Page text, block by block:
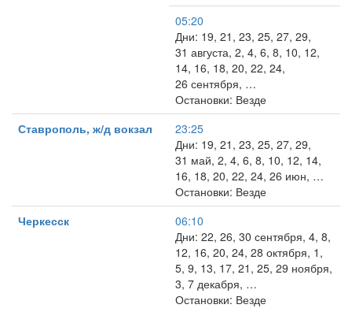
05:20
Дни: 19, 21, 23, 25, 27, 29,
31 августа, 2, 4, 6, 8, 10, 12,
14, 16, 18, 20, 22, 24,
26 сентября, …
Остановки: Везде
Ставрополь, ж/д вокзал
23:25
Дни: 19, 21, 23, 25, 27, 29,
31 май, 2, 4, 6, 8, 10, 12, 14,
16, 18, 20, 22, 24, 26 июн, …
Остановки: Везде
Черкесск
06:10
Дни: 22, 26, 30 сентября, 4, 8,
12, 16, 20, 24, 28 октября, 1,
5, 9, 13, 17, 21, 25, 29 ноября,
3, 7 декабря, …
Остановки: Везде